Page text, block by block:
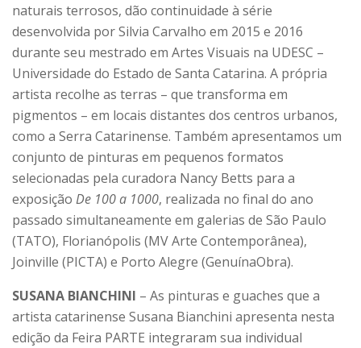
naturais terrosos, dão continuidade à série
desenvolvida por Silvia Carvalho em 2015 e 2016
durante seu mestrado em Artes Visuais na UDESC –
Universidade do Estado de Santa Catarina. A própria
artista recolhe as terras – que transforma em
pigmentos – em locais distantes dos centros urbanos,
como a Serra Catarinense. Também apresentamos um
conjunto de pinturas em pequenos formatos
selecionadas pela curadora Nancy Betts para a
exposição De 100 a 1000, realizada no final do ano
passado simultaneamente em galerias de São Paulo
(TATO), Florianópolis (MV Arte Contemporânea),
Joinville (PICTA) e Porto Alegre (GenuínaObra).
SUSANA BIANCHINI – As pinturas e guaches que a
artista catarinense Susana Bianchini apresenta nesta
edição da Feira PARTE integraram sua individual